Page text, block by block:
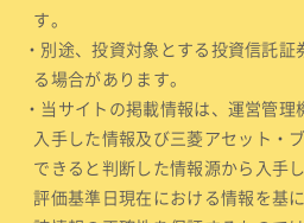
す。
・別途、投資対象とする投資信託
る場合があります。
・当サイトの掲載情報は、運営管
入手した情報及び三菱アセット・
できると判断した情報源から入手
評価基準日現在における情報を基